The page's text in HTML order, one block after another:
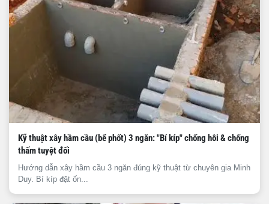
Kỹ thuật xây hầm cầu (bể phốt) 3 ngăn: "Bí kíp" chống hôi & chống
thấm tuyệt đối
Hướng dẫn xây hầm cầu 3 ngăn đúng kỹ thuật từ chuyên gia Minh
Duy. Bí kíp đặt ốn...